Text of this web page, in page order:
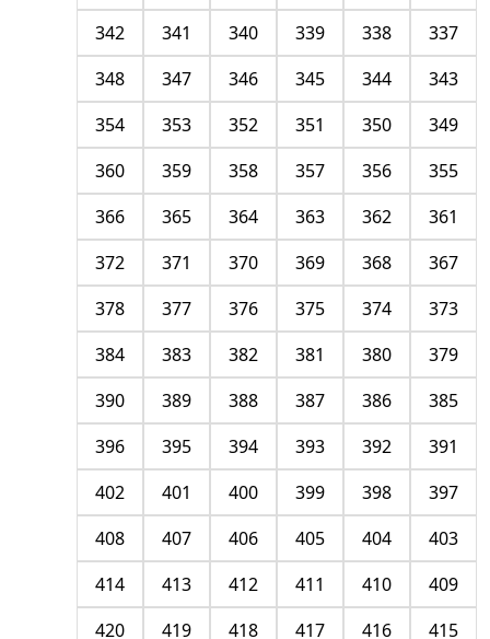
337
338
339
340
341
342
343
344
345
346
347
348
349
350
351
352
353
354
355
356
357
358
359
360
361
362
363
364
365
366
367
368
369
370
371
372
373
374
375
376
377
378
379
380
381
382
383
384
385
386
387
388
389
390
391
392
393
394
395
396
397
398
399
400
401
402
403
404
405
406
407
408
409
410
411
412
413
414
415
416
417
418
419
420